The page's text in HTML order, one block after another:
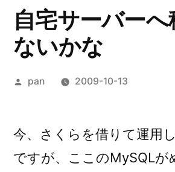
自宅サーバーへ
ないかな
投
pan 2009-10-13
今、さくらを借りて運用
ですが、ここのMySQLが